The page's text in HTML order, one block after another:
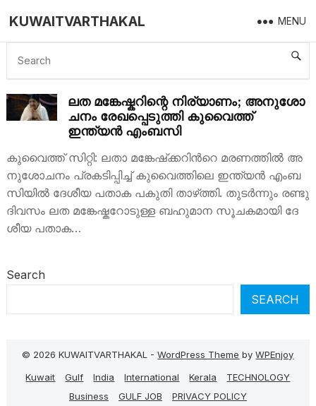
KUWAITVARTHAKAL MENU
LATHA MANKESHKAR
ല​ത മ​ങ്കേ​ഷ്ക​റി​ന്റെ നിര്യാണം; അ​നു​ശോ​
ച​നം രേഖപ്പെടുത്തി കുവൈത്ത്
ഇന്ത്യൻ എംബസി
കുവൈത്ത് സിറ്റി: ല​താ മ​ങ്കേ​ഷ്‌​ക്ക​റി​ന്‍റെ മ​ര​ണ​ത്തി​ല്‍ അ​
നു​ശോ​ച​നം പ്ര​ക​ടി​പ്പി​ച്ച്​ കു​വൈ​ത്തി​ലെ ഇ​ന്ത്യ​ൻ എം​ബ​
സി​യി​ൽ ദേ​ശീ​യ പ​താ​ക പ​കു​തി താ​ഴ്​​ത്തി. തുടർന്നും രണ്ടു
ദിവസം ല​ത മ​ങ്കേ​ഷ്ക​റോ​ടു​ള്ള ബ​ഹു​മാ​ന സൂ​ച​ക​മാ​യി ദേ​
ശീ​യ പ​താ​ക…
Search
SEARCH
© 2026 KUWAITVARTHAKAL -WordPress Theme byWPEnjoy
Kuwait
Gulf India International Kerala
TECHNOLOGY
Business
GULF JOB PRIVACY POLICY